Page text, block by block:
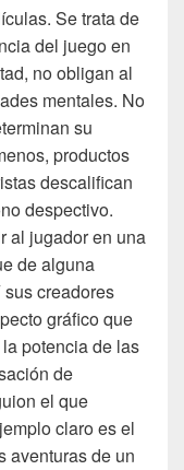
Se trata de
del juego en
no obligan al
mentales. No
su
productos
descalifican
despectivo.
al jugador en una
de alguna
creadores
gráfico que
potencia de las
de
el que
claro es el
aventuras de un